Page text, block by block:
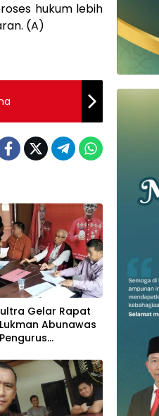
hukum lebih
(A)
Gelar Rapat
Abunawas